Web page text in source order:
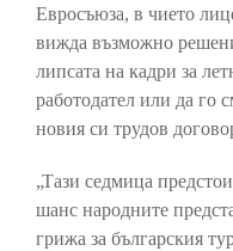
Евросъюза, в чието
вижда възможно
липсата на кадри за
работодател или да го
новия си трудов
„Тази седмица
шанс народните
грижа за българския